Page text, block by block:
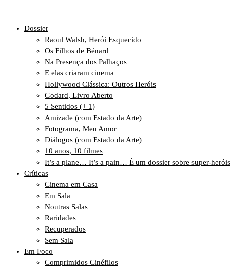
Dossier
Raoul Walsh, Herói Esquecido
Os Filhos de Bénard
Na Presença dos Palhaços
E elas criaram cinema
Hollywood Clássica: Outros Heróis
Godard, Livro Aberto
5 Sentidos (+ 1)
Amizade (com Estado da Arte)
Fotograma, Meu Amor
Diálogos (com Estado da Arte)
10 anos, 10 filmes
It’s a plane… It’s a pain… É um dossier sobre super-heróis
Críticas
Cinema em Casa
Em Sala
Noutras Salas
Raridades
Recuperados
Sem Sala
Em Foco
Comprimidos Cinéfilos